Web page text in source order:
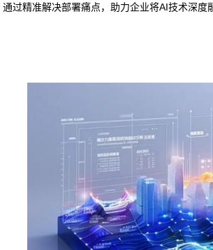
过精准解决部署痛点，助力企业将AI技术深